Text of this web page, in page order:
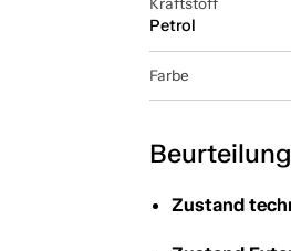
Petrol
Farbe
Zustand